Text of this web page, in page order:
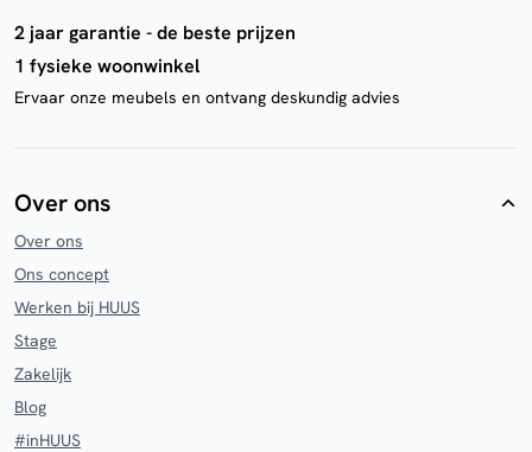
2 jaar garantie - de beste prijzen
1 fysieke woonwinkel
Ervaar onze meubels en ontvang deskundig advies
Over ons
Over ons
Ons concept
Werken bij HUUS
Stage
Zakelijk
Blog
#inHUUS